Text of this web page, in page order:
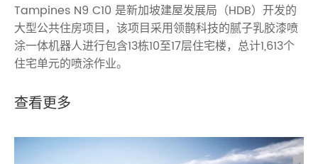
Tampines N9 C10 是新加坡建屋发展局（HDB）开发的
大型公共住房项目，该项目采用领鹊科技的腻子乳胶漆喷
涂一体机器人进行包含13栋10至17层住宅楼，总计1,613个
住宅单元的喷涂作业。
查看更多